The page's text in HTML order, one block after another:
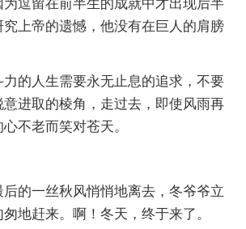
逗留在前半生的成就中才出现后半
上帝的遗憾，他没有在巨人的肩膀
的人生需要永无止息的追求，不要
进取的棱角，走过去，即使风雨再
不老而笑对苍天。
的一丝秋风悄悄地离去，冬爷爷立
地赶来。啊！冬天，终于来了。